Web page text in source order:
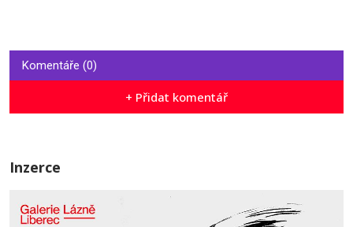
Komentáře (0)
+ Přidat komentář
Inzerce